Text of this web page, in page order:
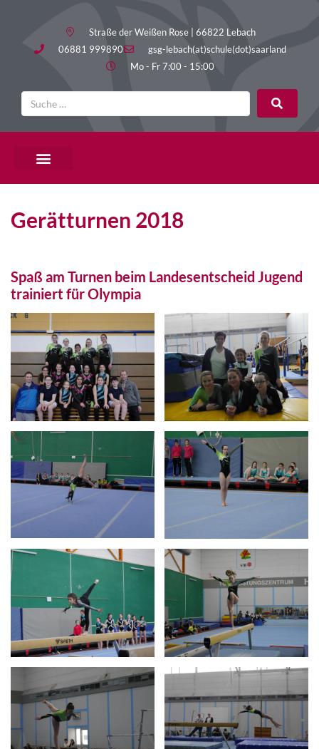
Straße der Weißen Rose | 66822 Lebach
06881 999890
gsg-lebach(at)schule(dot)saarland
Mo - Fr 7:00 - 15:00
Gerätturnen 2018
Spaß am Turnen beim Landesentscheid Jugend
trainiert für Olympia